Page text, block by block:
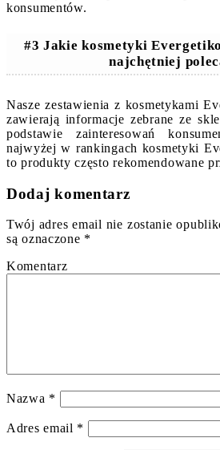
konsumentów.
#3 Jakie kosmetyki
najchętniej
Nasze zestawienia z kosmetykami
zawierają informacje zebrane ze
podstawie zainteresowań
najwyżej w rankingach kosmetyki
to produkty często rekomendowane
Dodaj komentarz
Twój adres email nie zostanie
są oznaczone *
Nazwa *
Adres email *